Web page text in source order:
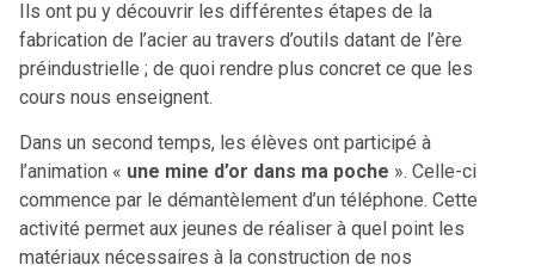
Ils ont pu y découvrir les différentes étapes de la
fabrication de l’acier au travers d’outils datant de l’ère
préindustrielle ; de quoi rendre plus concret ce que les
cours nous enseignent.
Dans un second temps, les élèves ont participé à
l’animation « une mine d’or dans ma poche ». Celle-ci
commence par le démantèlement d’un téléphone. Cette
activité permet aux jeunes de réaliser à quel point les
matériaux nécessaires à la construction de nos